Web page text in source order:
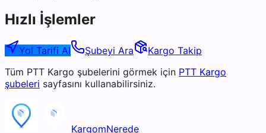
Hızlı İşlemler
Yol Tarifi Al Şubeyi Ara
Kargo Takip
Tüm PTT Kargo şubelerini görmek için PTT Kargo
şubeleri sayfasını kullanabilirsiniz.
KargomNerede